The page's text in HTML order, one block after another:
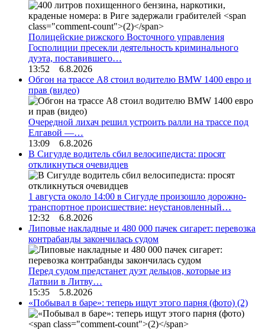
Полицейские рижского Восточного управления
Госполиции пресекли деятельность криминального
дуэта, поставившего…
13:52 6.8.2026
Обгон на трассе А8 стоил водителю BMW 1400 евро и
прав (видео)
Очередной лихач решил устроить ралли на трассе под
Елгавой —…
13:09 6.8.2026
В Сигулде водитель сбил велосипедиста: просят
откликнуться очевидцев
1 августа около 14:00 в Сигулде произошло дорожно-
транспортное происшествие: неустановленный…
12:32 6.8.2026
Липовые накладные и 480 000 пачек сигарет: перевозка
контрабанды закончилась судом
Перед судом предстанет дуэт дельцов, которые из
Латвии в Литву…
15:35 5.8.2026
«Побывал в баре»: теперь ищут этого парня (фото) (2)